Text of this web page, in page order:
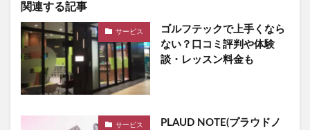
関連する記事
サービス
ゴルフテックで上手くなら
ない？口コミ評判や体験
談・レッスン料金も
サービス
PLAUD NOTE(プラウドノ